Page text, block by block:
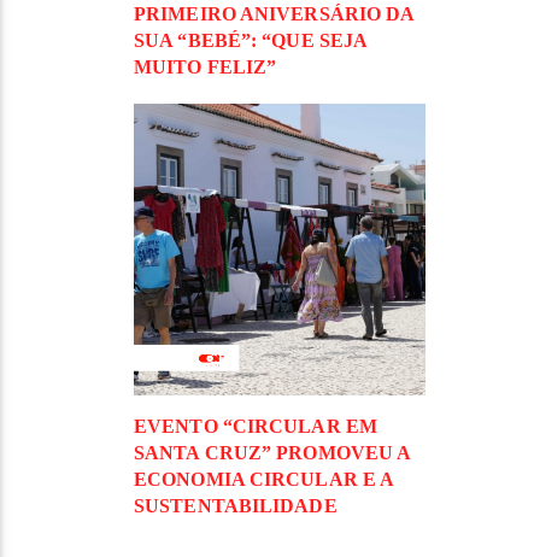
PRIMEIRO ANIVERSÁRIO DA
SUA “BEBÉ”: “QUE SEJA
MUITO FELIZ”
EVENTO “CIRCULAR EM
SANTA CRUZ” PROMOVEU A
ECONOMIA CIRCULAR E A
SUSTENTABILIDADE